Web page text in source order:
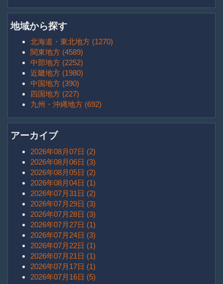
地域から探す
北海道・東北地方 (1270)
関東地方 (4589)
中部地方 (2252)
近畿地方 (1980)
中国地方 (390)
四国地方 (227)
九州・沖縄地方 (692)
アーカイブ
2026年08月07日 (2)
2026年08月06日 (3)
2026年08月05日 (2)
2026年08月04日 (1)
2026年07月31日 (2)
2026年07月29日 (3)
2026年07月28日 (3)
2026年07月27日 (1)
2026年07月24日 (3)
2026年07月22日 (1)
2026年07月21日 (1)
2026年07月17日 (1)
2026年07月16日 (5)